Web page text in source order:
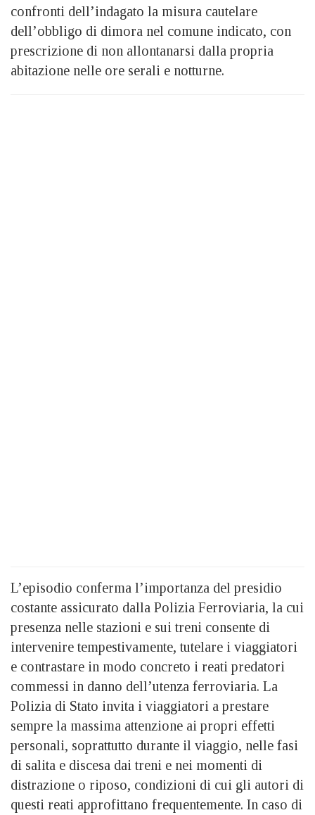
confronti dell’indagato la misura cautelare
dell’obbligo di dimora nel comune indicato, con
prescrizione di non allontanarsi dalla propria
abitazione nelle ore serali e notturne.
L’episodio conferma l’importanza del presidio
costante assicurato dalla Polizia Ferroviaria, la cui
presenza nelle stazioni e sui treni consente di
intervenire tempestivamente, tutelare i viaggiatori
e contrastare in modo concreto i reati predatori
commessi in danno dell’utenza ferroviaria. La
Polizia di Stato invita i viaggiatori a prestare
sempre la massima attenzione ai propri effetti
personali, soprattutto durante il viaggio, nelle fasi
di salita e discesa dai treni e nei momenti di
distrazione o riposo, condizioni di cui gli autori di
questi reati approfittano frequentemente. In caso di